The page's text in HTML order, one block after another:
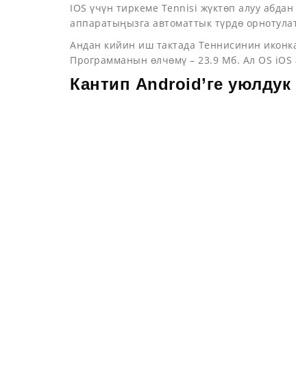
IOS үчүн тиркеме Tennisi жүктөп алуу
аппаратыңызга автоматтык түрдө
Андан кийин иш тактада Теннисинин
Программанын өлчөмү – 23.9 Мб. Ал OS
Кантип Android’ге